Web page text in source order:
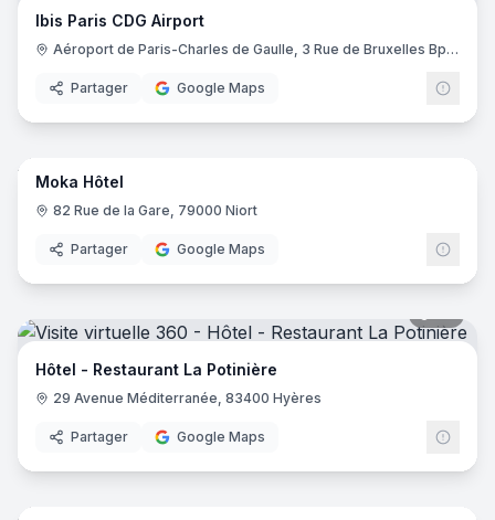
Ibis Paris CDG Airport
Aéroport de Paris-Charles de Gaulle, 3 Rue de Bruxelles Bp 11122, 93290 Roissy-en-France
Partager Google Maps
14
Moka Hôtel
82 Rue de la Gare, 79000 Niort
Partager Google Maps
Hôtel - Restaurant La Potinière
29 Avenue Méditerranée, 83400 Hyères
Partager Google Maps
17